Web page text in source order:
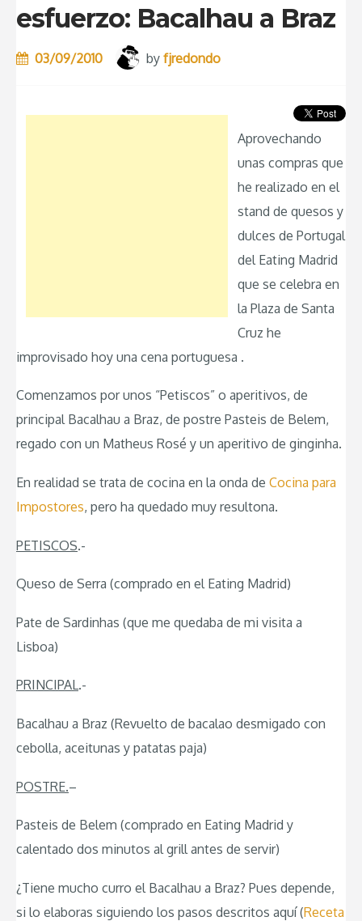
esfuerzo: Bacalhau a Braz
03/09/2010 by fjredondo
Aprovechando
unas compras que
he realizado en el
stand de quesos y
dulces de Portugal
del Eating Madrid
que se celebra en
la Plaza de Santa
Cruz he
improvisado hoy una cena portuguesa .
Comenzamos por unos “Petiscos” o aperitivos, de
principal Bacalhau a Braz, de postre Pasteis de Belem,
regado con un Matheus Rosé y un aperitivo de ginginha.
En realidad se trata de cocina en la onda de Cocina para
Impostores, pero ha quedado muy resultona.
PETISCOS.-
Queso de Serra (comprado en el Eating Madrid)
Pate de Sardinhas (que me quedaba de mi visita a
Lisboa)
PRINCIPAL.-
Bacalhau a Braz (Revuelto de bacalao desmigado con
cebolla, aceitunas y patatas paja)
POSTRE.–
Pasteis de Belem (comprado en Eating Madrid y
calentado dos minutos al grill antes de servir)
¿Tiene mucho curro el Bacalhau a Braz? Pues depende,
si lo elaboras siguiendo los pasos descritos aquí (Receta